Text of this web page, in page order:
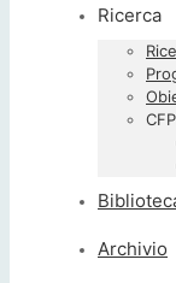
Ricerca
Archivio